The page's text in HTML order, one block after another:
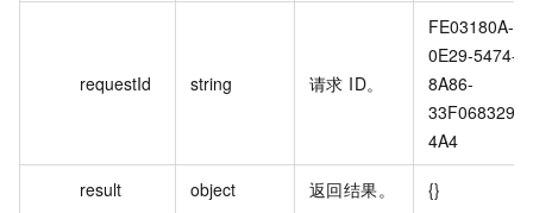
requestId string 请求 ID。
FE03180A-
0E29-5474-
8A86-
33F068329
4A4
result object 返回结果。 {}